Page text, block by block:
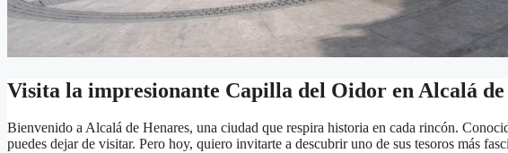
Visita la impresionante Capilla del Oidor en Alcalá de
Bienvenido a Alcalá de Henares, una ciudad que respira historia en cada rincón.
puedes dejar de visitar. Pero hoy, quiero invitarte a descubrir uno de sus tesoros más